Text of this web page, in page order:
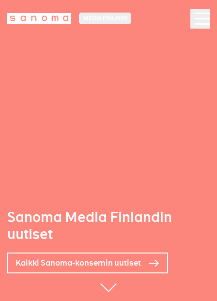
Sanoma Media Finlandin
uutiset
Kaikki Sanoma-konsernin uutiset